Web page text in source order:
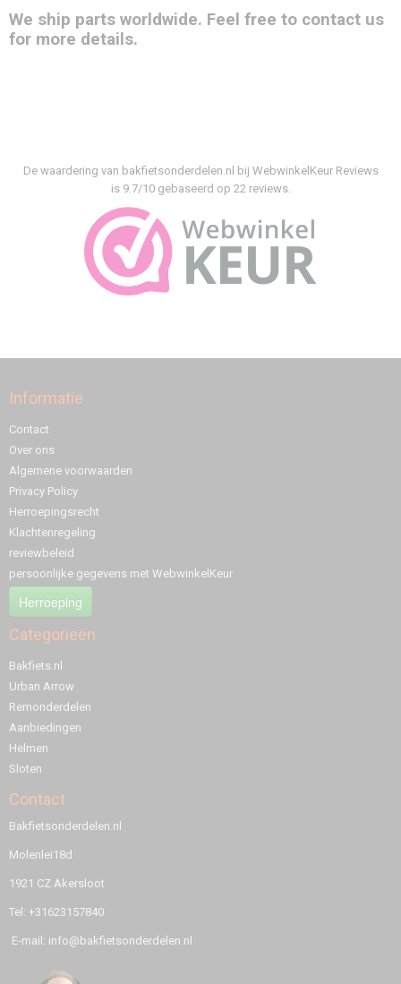
We ship parts worldwide. Feel free to contact us
for more details.
De waardering van bakfietsonderdelen.nl bij WebwinkelKeur Reviews
is 9.7/10 gebaseerd op 22 reviews.
Informatie
Contact
Over ons
Algemene voorwaarden
Privacy Policy
Herroepingsrecht
Klachtenregeling
reviewbeleid
persoonlijke gegevens met WebwinkelKeur
Herroeping
Categorieën
Bakfiets.nl
Urban Arrow
Remonderdelen
Aanbiedingen
Helmen
Sloten
Contact
Bakfietsonderdelen.nl
Molenlei18d
1921 CZ Akersloot
Tel: +31623157840
E-mail: info@bakfietsonderdelen.nl